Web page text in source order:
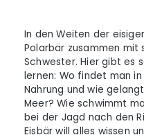
In den Weiten der
Polarbär zusammen mit
Schwester. Hier gibt es
lernen: Wo findet man
Nahrung und wie
Meer? Wie schwimmt
bei der Jagd nach den
Eisbär will alles wissen